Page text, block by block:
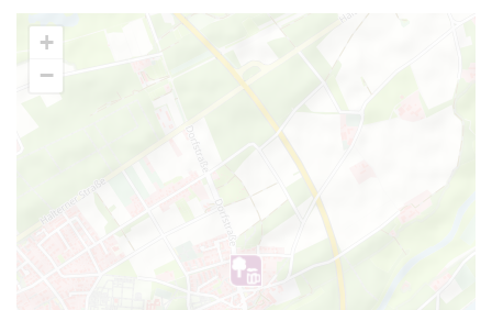
+
−